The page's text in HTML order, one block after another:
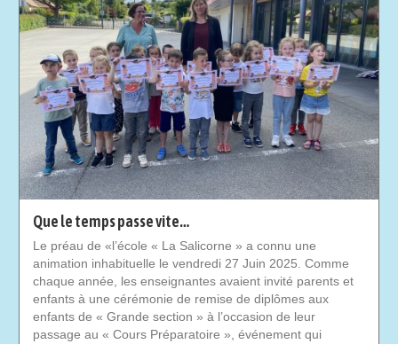
Que le temps passe vite…
Le préau de «l’école « La Salicorne » a connu une
animation inhabituelle le vendredi 27 Juin 2025. Comme
chaque année, les enseignantes avaient invité parents et
enfants à une cérémonie de remise de diplômes aux
enfants de « Grande section » à l’occasion de leur
passage au « Cours Préparatoire », événement qui